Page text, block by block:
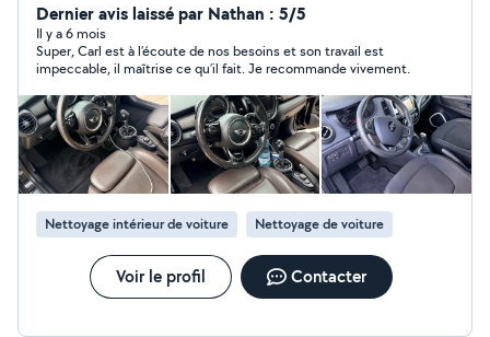
nettoyage automobile professionnel, réalisées avec
sérieux, rigueur et exigence. Chaque véhicule est traité
avec le plus grand soin, comme si c'était le mien.
Pourquoi me choisir ? Professionnalisme et fiabilité :
ponctuel, organisé et à l'écoute de vos besoins. Passion
automobile : un vrai savoir-faire, pas un simple lavage
Résultats visibles et durables : finitions soignées,
intérieur / Extérieur assaini Produits et méthodes
adaptés : respect des matériaux et de votre véhicule
Satisfaction client prioritaire : votre confiance est ma
meilleure publicité. Nettoyage textile à domicile
Canapés, tapis, matelas et moquettes : nettoyage en
profondeur pour éliminer taches, odeurs et acariens et
retrouver un intérieur sain et propre. Clean Ta Caisse
Dernier avis laissé par Nathan : 5/5
Il y a 6 mois
Super, Carl est à l’écoute de nos besoins et son travail est
impeccable, il maîtrise ce qu’il fait. Je recommande vivement.
Nettoyage intérieur de voiture Nettoyage de voiture
Voir le profil Contacter